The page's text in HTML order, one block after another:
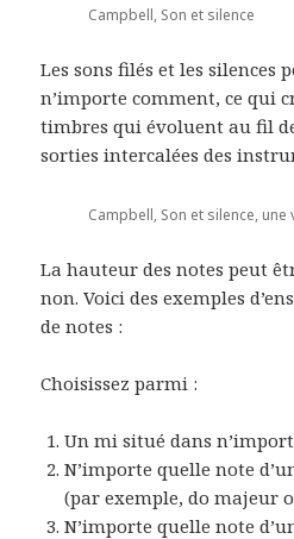
Campbell, Son et silence
Les sons filés et les silences
n’importe comment, ce qui
timbres qui évoluent au fil
sorties intercalées des
Campbell, Son et silence, une
La hauteur des notes peut
non. Voici des exemples
de notes :
Choisissez parmi :
Un mi situé dans
N’importe quelle note
(par exemple, do majeur
N’importe quelle note